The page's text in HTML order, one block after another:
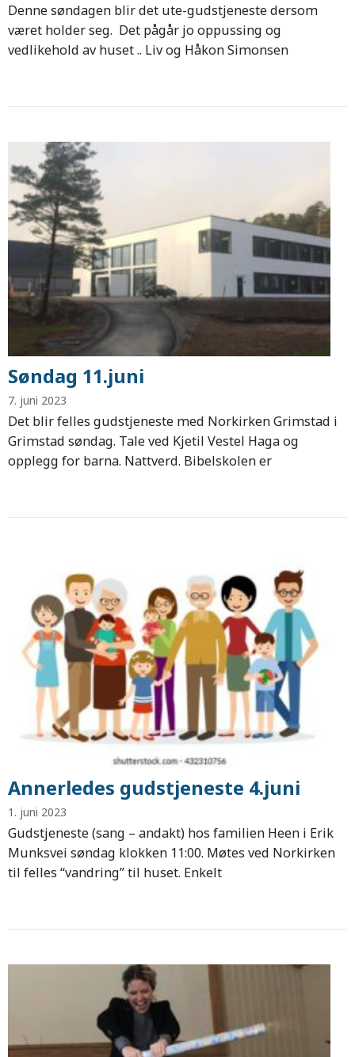
Denne søndagen blir det ute-gudstjeneste dersom
været holder seg. Det pågår jo oppussing og
vedlikehold av huset .. Liv og Håkon Simonsen
Søndag 11.juni
7. juni 2023
Det blir felles gudstjeneste med Norkirken Grimstad i
Grimstad søndag. Tale ved Kjetil Vestel Haga og
opplegg for barna. Nattverd. Bibelskolen er
Annerledes gudstjeneste 4.juni
1. juni 2023
Gudstjeneste (sang – andakt) hos familien Heen i Erik
Munksvei søndag klokken 11:00. Møtes ved Norkirken
til felles “vandring” til huset. Enkelt